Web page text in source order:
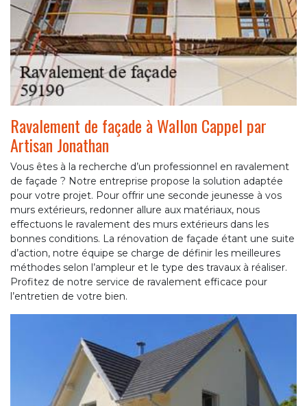
Ravalement de façade à Wallon Cappel par
Artisan Jonathan
Vous êtes à la recherche d’un professionnel en ravalement
de façade ? Notre entreprise propose la solution adaptée
pour votre projet. Pour offrir une seconde jeunesse à vos
murs extérieurs, redonner allure aux matériaux, nous
effectuons le ravalement des murs extérieurs dans les
bonnes conditions. La rénovation de façade étant une suite
d’action, notre équipe se charge de définir les meilleures
méthodes selon l’ampleur et le type des travaux à réaliser.
Profitez de notre service de ravalement efficace pour
l’entretien de votre bien.